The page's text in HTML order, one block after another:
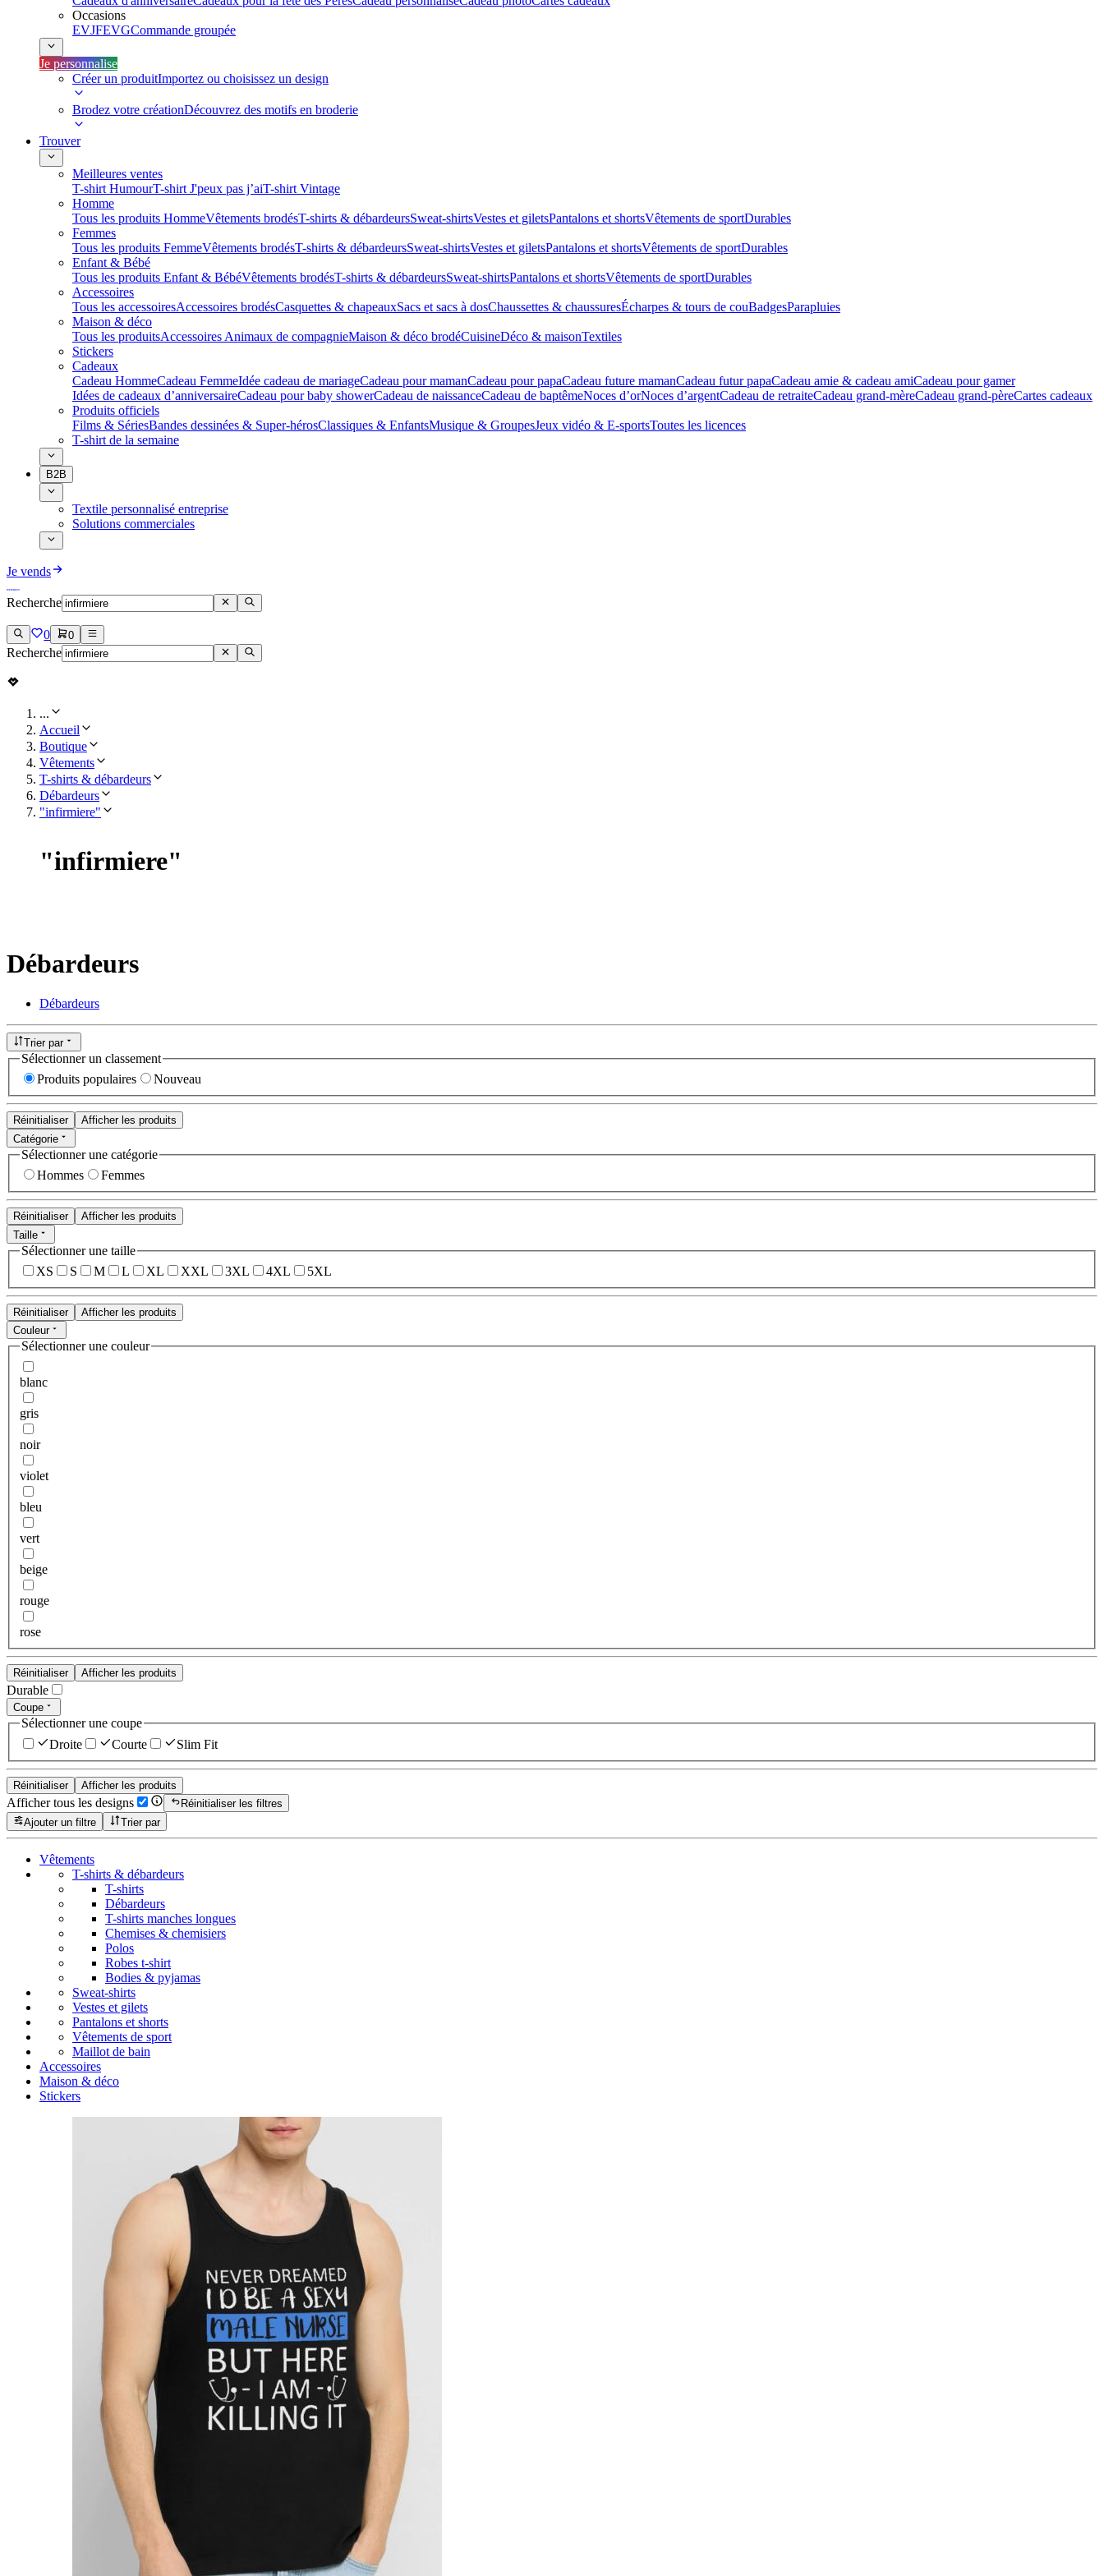
Occasions
EVJFEVGCommande groupée
Je personnalise
Créer un produitImportez ou choisissez un design
Brodez votre créationDécouvrez des motifs en broderie
Trouver
Meilleures ventes
T-shirt HumourT-shirt J'peux pas j’aiT-shirt Vintage
Homme
Tous les produits HommeVêtements brodésT-shirts & débardeursSweat-shirtsVestes et giletsPantalons et shortsVêtements de sportDurables
Femmes
Tous les produits FemmeVêtements brodésT-shirts & débardeursSweat-shirtsVestes et giletsPantalons et shortsVêtements de sportDurables
Enfant & Bébé
Tous les produits Enfant & BébéVêtements brodésT-shirts & débardeursSweat-shirtsPantalons et shortsVêtements de sportDurables
Accessoires
Tous les accessoiresAccessoires brodésCasquettes & chapeauxSacs et sacs à dosChaussettes & chaussuresÉcharpes & tours de couBadgesParapluies
Maison & déco
Tous les produitsAccessoires Animaux de compagnieMaison & déco brodéCuisineDéco & maisonTextiles
Stickers
Cadeaux
Cadeau HommeCadeau FemmeIdée cadeau de mariage​Cadeau pour mamanCadeau pour papaCadeau future mamanCadeau futur papaCadeau amie & cadeau amiCadeau pour gamer
Idées de cadeaux d’anniversaireCadeau pour baby showerCadeau de naissanceCadeau de baptêmeNoces d’orNoces d’argentCadeau de retraiteCadeau grand-mèreCadeau grand-pèreCartes cadeaux
Produits officiels
Films & SériesBandes dessinées & Super-hérosClassiques & EnfantsMusique & GroupesJeux vidéo & E-sportsToutes les licences
T-shirt de la semaine
B2B
Textile personnalisé entreprise
Solutions commerciales
Je vends
Recherche
0 0
Recherche
...
Accueil
Boutique
Vêtements
T-shirts & débardeurs
Débardeurs
"infirmiere"
"infirmiere"
Débardeurs
Débardeurs
Trier par
Sélectionner un classement
Produits populaires
Nouveau
Réinitialiser
Afficher les produits
Catégorie
Sélectionner une catégorie
Hommes
Femmes
Réinitialiser
Afficher les produits
Taille
Sélectionner une taille
XS
S M L XL XXL 3XL 4XL 5XL
Réinitialiser
Afficher les produits
Couleur
Sélectionner une couleur
blanc
gris
noir
violet
bleu
vert
beige
rouge
rose
Réinitialiser Afficher les produits
Durable
Coupe
Sélectionner une coupe
Droite
Courte Slim Fit
Réinitialiser Afficher les produits
Afficher tous les designs
Réinitialiser les filtres
Ajouter un filtre
Trier par
Vêtements
T-shirts & débardeurs
T-shirts
Débardeurs
T-shirts manches longues
Chemises & chemisiers
Polos
Robes t-shirt
Bodies & pyjamas
Sweat-shirts
Vestes et gilets
Pantalons et shorts
Vêtements de sport
Maillot de bain
Accessoires
Maison & déco
Stickers